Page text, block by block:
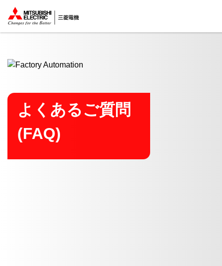
ここから本文
よくあるご質問
(FAQ)